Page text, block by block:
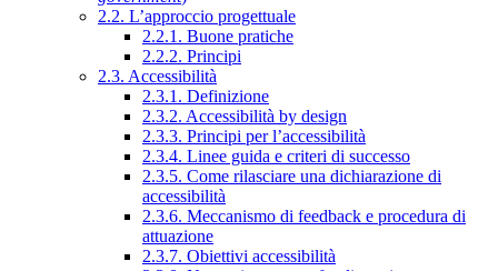
2.2. L’approccio progettuale
2.2.1. Buone pratiche
2.2.2. Principi
2.3. Accessibilità
2.3.1. Definizione
2.3.2. Accessibilità by design
2.3.3. Principi per l’accessibilità
2.3.4. Linee guida e criteri di successo
2.3.5. Come rilasciare una dichiarazione di
accessibilità
2.3.6. Meccanismo di feedback e procedura di
attuazione
2.3.7. Obiettivi accessibilità